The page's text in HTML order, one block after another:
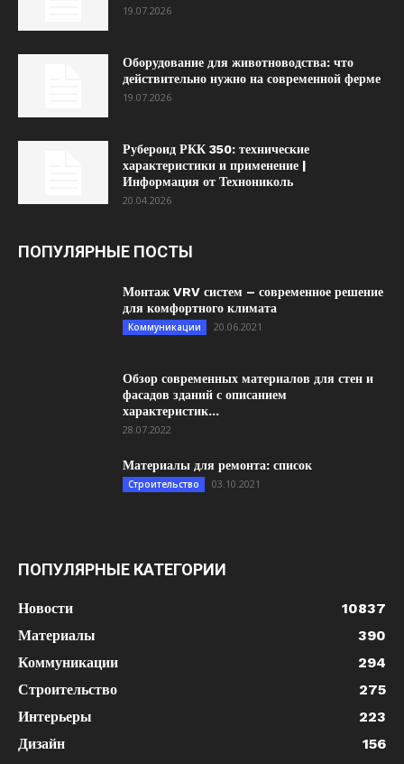
19.07.2026
Оборудование для животноводства: что
действительно нужно на современной ферме
19.07.2026
Рубероид РКК 350: технические
характеристики и применение |
Информация от Технониколь
20.04.2026
ПОПУЛЯРНЫЕ ПОСТЫ
Монтаж VRV систем – современное решение
для комфортного климата
Коммуникации 20.06.2021
Обзор современных материалов для стен и
фасадов зданий с описанием
характеристик...
28.07.2022
Материалы для ремонта: список
Строительство 03.10.2021
ПОПУЛЯРНЫЕ КАТЕГОРИИ
Новости
10837
Материалы
390
Коммуникации
294
Строительство
275
Интерьеры
223
Дизайн
156